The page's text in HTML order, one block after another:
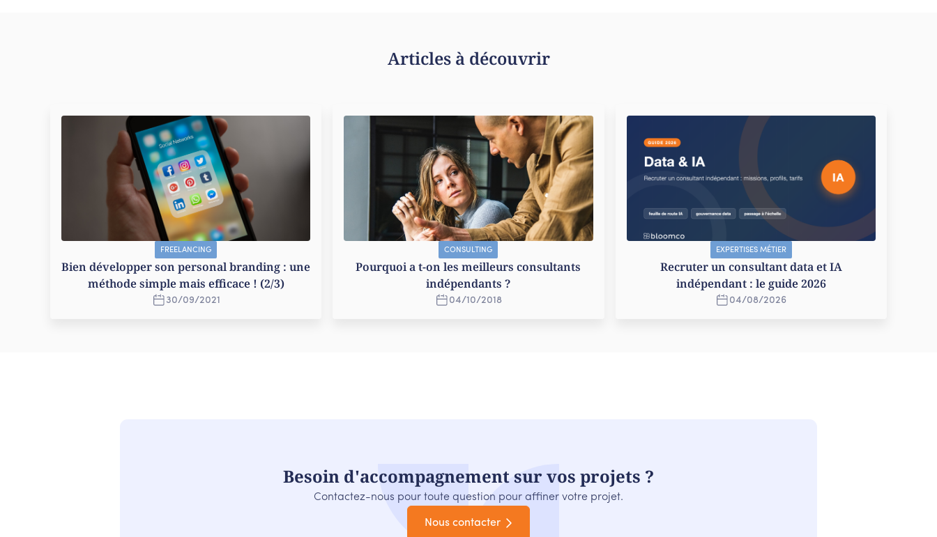
Articles à découvrir
FREELANCING
Bien développer son personal branding : une
méthode simple mais efficace ! (2/3)
30/09/2021
CONSULTING
Pourquoi a t-on les meilleurs consultants
indépendants ?
04/10/2018
EXPERTISES MÉTIER
Recruter un consultant data et IA
indépendant : le guide 2026
04/08/2026
Besoin d'accompagnement sur vos projets ?
Contactez-nous pour toute question pour affiner votre projet.
Nous contacter